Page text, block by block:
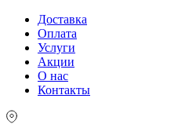
Доставка
Оплата
Услуги
Акции
О нас
Контакты